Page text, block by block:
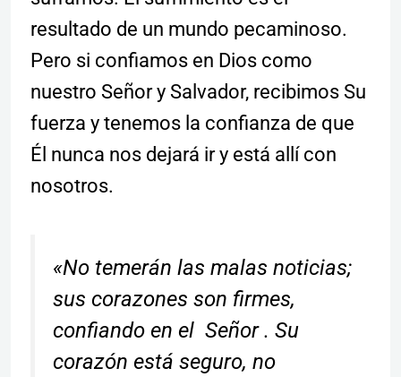
resultado de un mundo pecaminoso.
Pero si confiamos en Dios como
nuestro Señor y Salvador, recibimos Su
fuerza y ​​tenemos la confianza de que
Él nunca nos dejará ir y está allí con
nosotros.
«No temerán las malas noticias;
sus corazones son firmes,
confiando en el Señor . Su
corazón está seguro, no